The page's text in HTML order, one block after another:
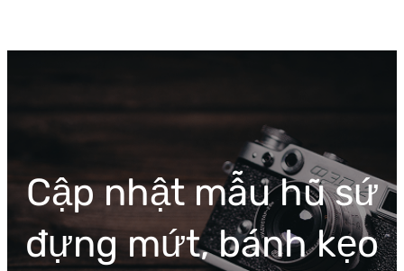
Cập nhật mẫu hũ sứ
đựng mứt, bánh kẹo